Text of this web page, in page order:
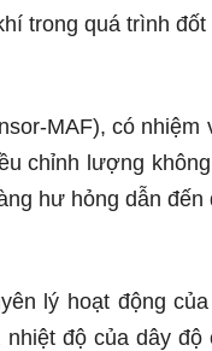
trong quá trình
MAF), có
chỉnh lượng
hư hỏng dẫn
lý hoạt động
độ của dây